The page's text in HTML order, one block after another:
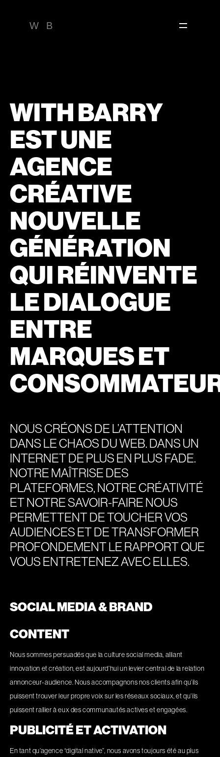
W B
WITH BARRY
EST UNE
AGENCE
CRÉATIVE
NOUVELLE
GÉNÉRATION
QUI RÉINVENTE
LE DIALOGUE
ENTRE
MARQUES ET
NOUS CRÉONS DE L’ATTENTION
DANS LE CHAOS DU WEB. DANS UN
INTERNET DE PLUS EN PLUS FADE.
NOTRE MAÎTRISE DES
PLATEFORMES, NOTRE CRÉATIVITÉ
ET NOTRE SAVOIR-FAIRE NOUS
PERMETTENT DE TOUCHER VOS
AUDIENCES ET DE TRANSFORMER
PROFONDEMENT LE RAPPORT QUE
VOUS ENTRETENEZ AVEC ELLES.
SOCIAL MEDIA & BRAND
CONTENT
Nous sommes persuadés que la culture social media, alliant
innovation et création, est aujourd’hui un levier central de la relation
annonceur-audience. Nous accompagnons nos clients afin qu’ils
puissent trouver leur propre voix sur les réseaux sociaux, et qu’ils
puissent rallier à eux des communautés actives et engagées.
PUBLICITÉ ET ACTIVATION
En tant qu’agence “digital native”, nous avons toujours été au plus